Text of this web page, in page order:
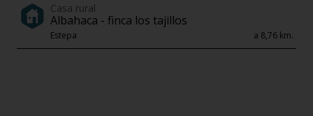
Casa rural
Albahaca - finca los tajillos
Estepa a 8,76 km.